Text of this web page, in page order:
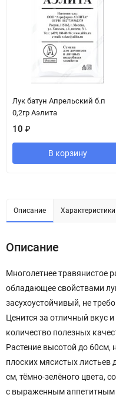
Лук батун Апрельский б.п
0,2гр Аэлита
10 ₽
В корзину
Описание Характеристики
Описание
Многолетнее травянистое
обладающее свойствами
засухоустойчивый, не
Ценится за отличный вкус
количество полезных
Растение высотой до 60см,
плоских мясистых
см, тёмно-зелёного цвета,
с выраженным